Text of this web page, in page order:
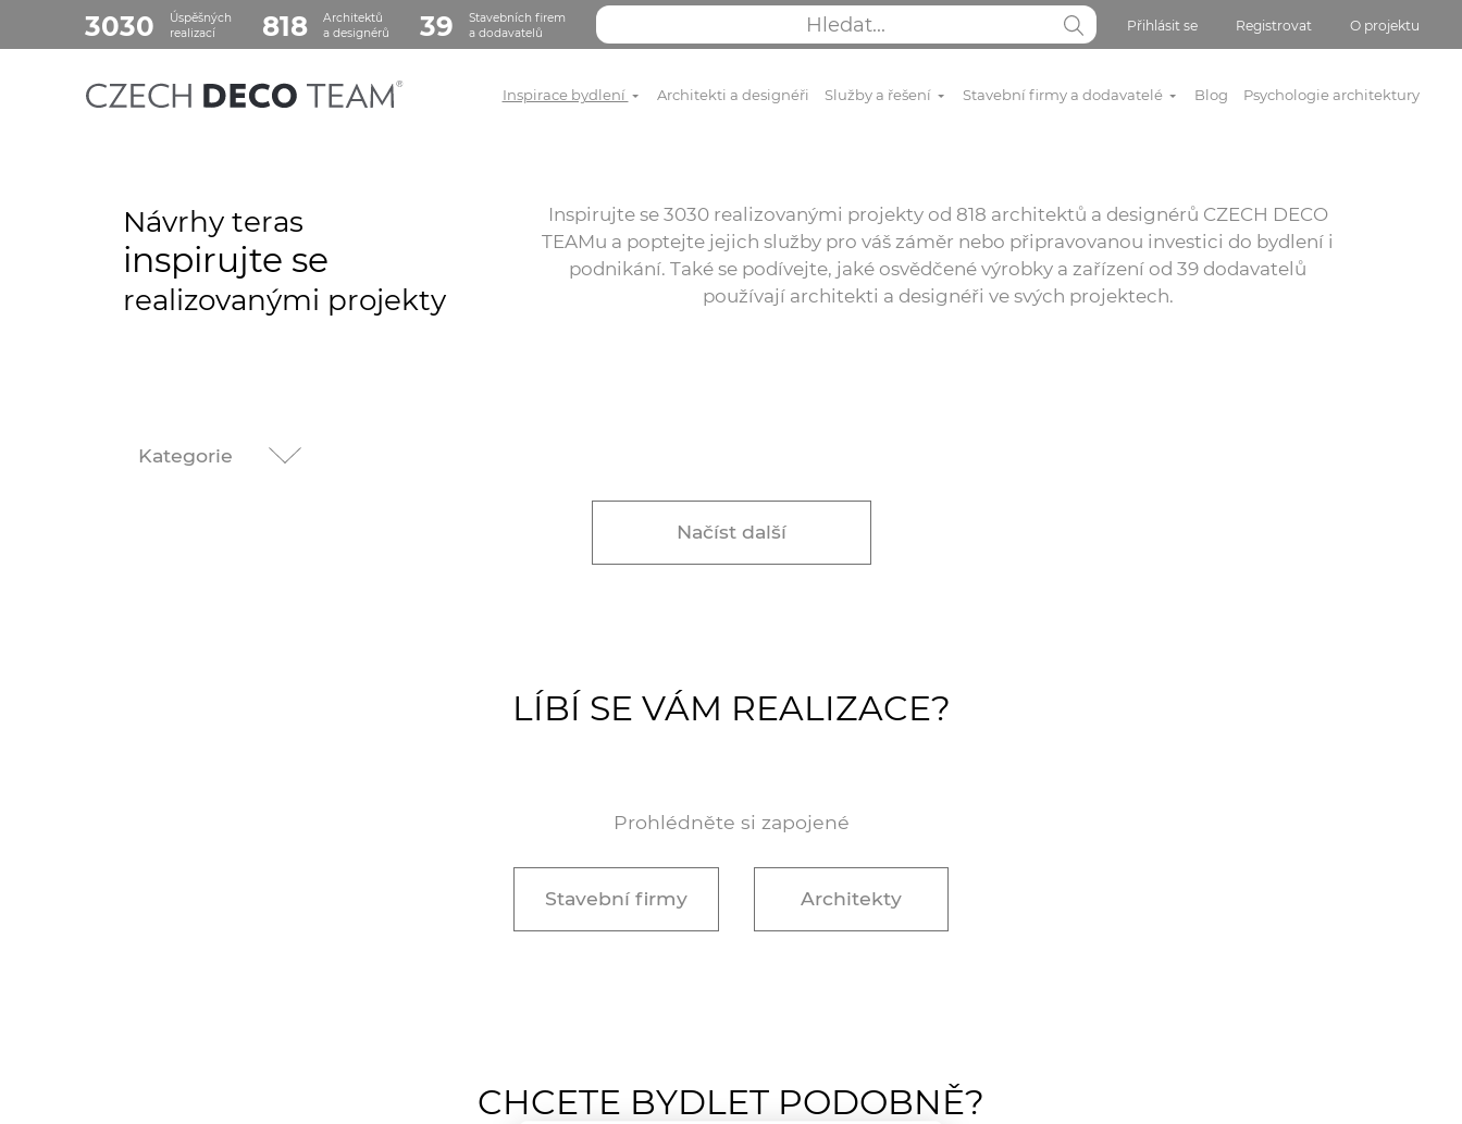
3030
Úspěšných
realizací
818
Architektů
a designérů
39
Stavebních firem
a dodavatelů
Přihlásit se Registrovat O projektu
Inspirace bydlení Architekti a designéři Služby a řešení Stavební firmy a dodavatelé Blog Psychologie architektury
Návrhy teras
inspirujte se
realizovanými projekty
Inspirujte se 3030 realizovanými projekty od 818 architektů a designérů CZECH DECO
TEAMu a poptejte jejich služby pro váš záměr nebo připravovanou investici do bydlení i
podnikání. Také se podívejte, jaké osvědčené výrobky a zařízení od 39 dodavatelů
používají architekti a designéři ve svých projektech.
Kategorie
Načíst další
LÍBÍ SE VÁM REALIZACE?
Prohlédněte si zapojené
Stavební firmy Architekty
CHCETE BYDLET PODOBNĚ?